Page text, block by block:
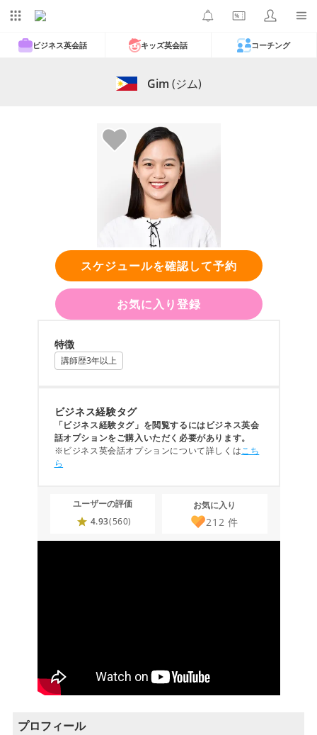
ビジネス英会話 キッズ英会話 コーチング
Gim (ジム)
スケジュールを確認して予約
お気に入り登録
特徴
講師歴3年以上
ビジネス経験タグ
「ビジネス経験タグ」を閲覧するにはビジネス英会
話オプションをご購入いただく必要があります。
※ビジネス英会話オプションについて詳しくはこち
ら
ユーザーの評価
4.93(560)
お気に入り
212 件
プロフィール